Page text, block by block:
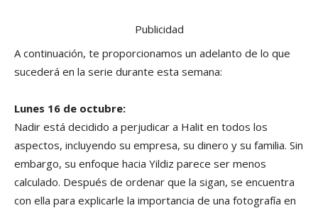
Publicidad
A continuación, te proporcionamos un adelanto de lo que
sucederá en la serie durante esta semana:
Lunes 16 de octubre:
Nadir está decidido a perjudicar a Halit en todos los
aspectos, incluyendo su empresa, su dinero y su familia. Sin
embargo, su enfoque hacia Yildiz parece ser menos
calculado. Después de ordenar que la sigan, se encuentra
con ella para explicarle la importancia de una fotografía en